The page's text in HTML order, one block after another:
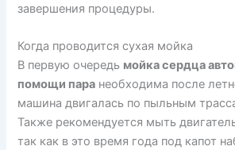
завершения процедуры.
Когда проводится сухая мойка
В первую очередь мойка сердца
помощи пара необходима после
машина двигалась по пыльным
Также рекомендуется мыть
так как в это время года под капот